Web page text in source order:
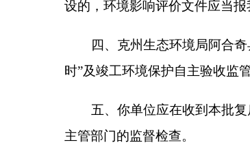
承办：克孜勒苏柯尔克孜自治州政务公开信息中
新公网安备65300102000007号 新ICP备
政府网站标识码：6530000002 法律声明 关于我